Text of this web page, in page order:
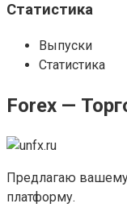
Статистика
Выпуски
Статистика
Forex —
Предлагаю вашему
платформу.